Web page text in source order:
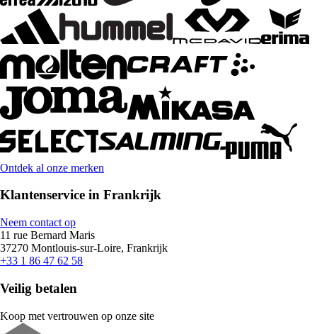
Ontdek al onze merken
Klantenservice in Frankrijk
Neem contact op
11 rue Bernard Maris
37270 Montlouis-sur-Loire, Frankrijk
+33 1 86 47 62 58
Veilig betalen
Koop met vertrouwen op onze site